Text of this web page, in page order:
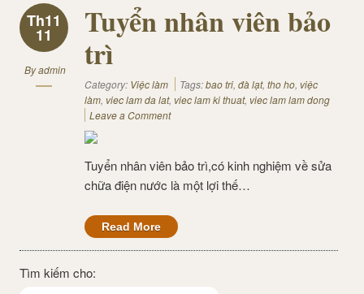
Th11
11
Byadmin
Tuyển nhân viên bảo
trì
Category: Việc làm Tags:bao tri, đà lạt, tho ho, việc
làm, viec lam da lat, viec lam ki thuat, viec lam lam dong
Leave a Comment
Tuyển nhân viên bảo trì,có kinh nghiệm về sửa
chữa điện nước là một lợi thế…
Read More
Tìm kiếm cho: